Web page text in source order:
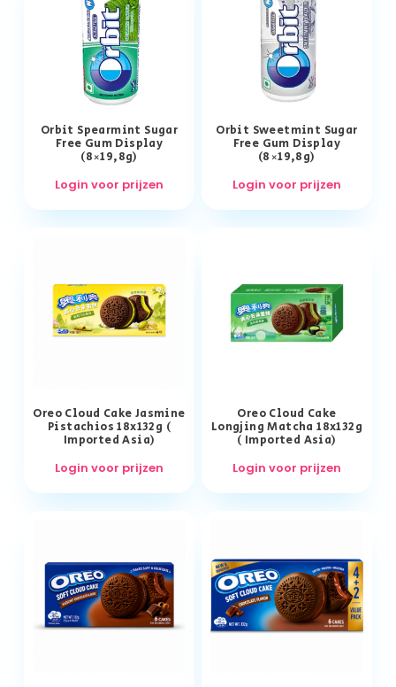
Orbit Spearmint Sugar
Free Gum Display
(8×19,8g)
Login voor prijzen
Orbit Sweetmint Sugar
Free Gum Display
(8×19,8g)
Login voor prijzen
Oreo Cloud Cake Jasmine
Pistachios 18x132g (
Imported Asia)
Login voor prijzen
Oreo Cloud Cake
Longjing Matcha 18x132g
( Imported Asia)
Login voor prijzen